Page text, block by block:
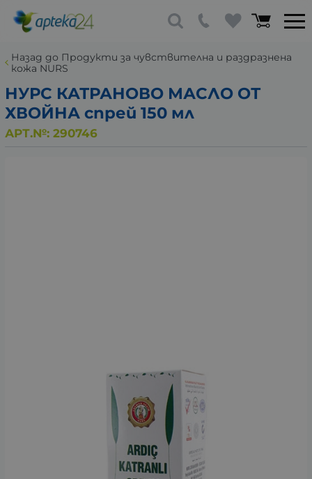
Назад до Продукти за чувствителна и раздразнена
кожа NURS
НУРС КАТРАНОВО МАСЛО ОТ
ХВОЙНА спрей 150 мл
АРТ.№: 290746